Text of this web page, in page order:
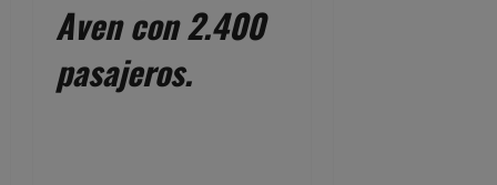
Aven con 2.400
pasajeros.